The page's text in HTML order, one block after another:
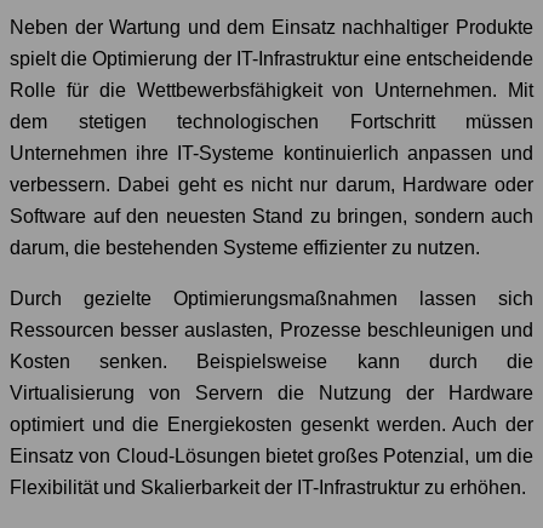
Neben der Wartung und dem Einsatz nachhaltiger Produkte
spielt die Optimierung der IT-Infrastruktur eine entscheidende
Rolle für die Wettbewerbsfähigkeit von Unternehmen. Mit
dem stetigen technologischen Fortschritt müssen
Unternehmen ihre IT-Systeme kontinuierlich anpassen und
verbessern. Dabei geht es nicht nur darum, Hardware oder
Software auf den neuesten Stand zu bringen, sondern auch
darum, die bestehenden Systeme effizienter zu nutzen.
Durch gezielte Optimierungsmaßnahmen lassen sich
Ressourcen besser auslasten, Prozesse beschleunigen und
Kosten senken. Beispielsweise kann durch die
Virtualisierung von Servern die Nutzung der Hardware
optimiert und die Energiekosten gesenkt werden. Auch der
Einsatz von Cloud-Lösungen bietet großes Potenzial, um die
Flexibilität und Skalierbarkeit der IT-Infrastruktur zu erhöhen.